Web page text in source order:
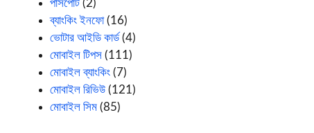
পাসপোর্ট (2)
ব্যাংকিং ইনফো(16)
ভোটার আইডি কার্ড (4)
মোবাইল টিপস (111)
মোবাইল ব্যাংকিং (7)
মোবাইল রিভিউ (121)
মোবাইল সিম (85)